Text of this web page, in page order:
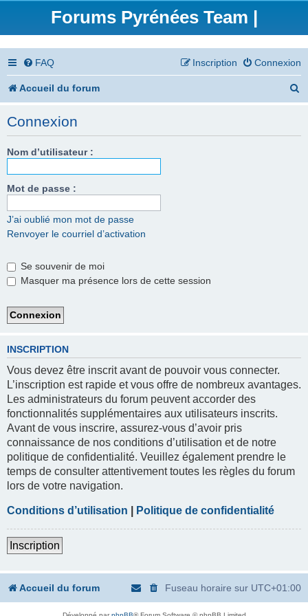
Forums Pyrénées Team |
FAQ Connexion
Inscription
Accueil du forum
Connexion
Nom d’utilisateur :
Mot de passe :
J’ai oublié mon mot de passe
Renvoyer le courriel d’activation
Se souvenir de moi
Masquer ma présence lors de cette session
INSCRIPTION
Vous devez être inscrit avant de pouvoir vous connecter.
L’inscription est rapide et vous offre de nombreux avantages.
Les administrateurs du forum peuvent accorder des
fonctionnalités supplémentaires aux utilisateurs inscrits.
Avant de vous inscrire, assurez-vous d’avoir pris
connaissance de nos conditions d’utilisation et de notre
politique de confidentialité. Veuillez également prendre le
temps de consulter attentivement toutes les règles du forum
lors de votre navigation.
Conditions d’utilisation Politique de confidentialité
Inscription
Accueil du forum Fuseau horaire sur UTC+01:00